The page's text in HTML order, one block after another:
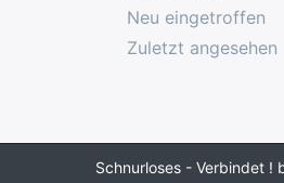
Neu eingetroffen
Zuletzt angesehen
Schnurloses - Verbindet !